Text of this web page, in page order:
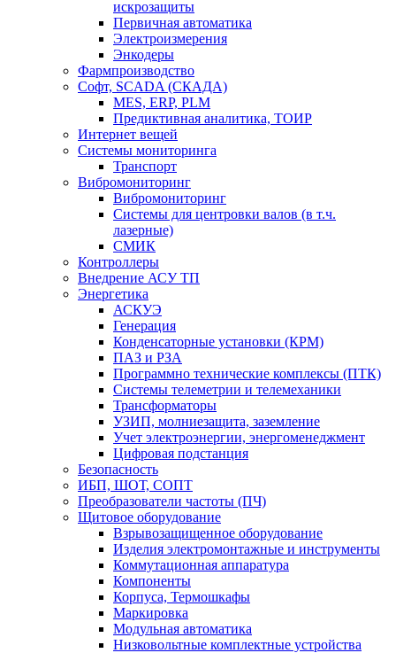
искрозащиты
Первичная автоматика
Электроизмерения
Энкодеры
Фармпроизводство
Софт, SCADA (СКАДА)
MES, ERP, PLM
Предиктивная аналитика, ТОИР
Интернет вещей
Системы мониторинга
Транспорт
Вибромониторинг
Вибромониторинг
Системы для центровки валов (в т.ч.
лазерные)
СМИК
Контроллеры
Внедрение АСУ ТП
Энергетика
АСКУЭ
Генерация
Конденсаторные установки (КРМ)
ПАЗ и РЗА
Программно технические комплексы (ПТК)
Системы телеметрии и телемеханики
Трансформаторы
УЗИП, молниезащита, заземление
Учет электроэнергии, энергоменеджмент
Цифровая подстанция
Безопасность
ИБП, ШОТ, СОПТ
Преобразователи частоты (ПЧ)
Щитовое оборудование
Взрывозащищенное оборудование
Изделия электромонтажные и инструменты
Коммутационная аппаратура
Компоненты
Корпуса, Термошкафы
Маркировка
Модульная автоматика
Низковольтные комплектные устройства